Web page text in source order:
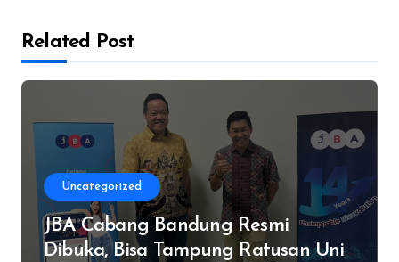
Related Post
Uncategorized
JBA Cabang Bandung Resmi
Dibuka, Bisa Tampung Ratusan Unit